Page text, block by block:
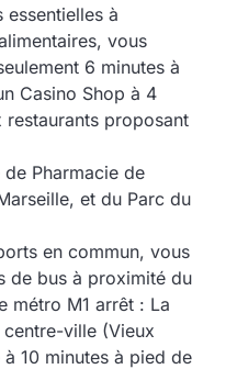
à
vous
6 minutes à
Casino Shop à 4
proposant
Pharmacie de
et du Parc du
en commun, vous
de bus à proximité du
métro M1 arrêt : La
ville (Vieux
10 minutes à pied de